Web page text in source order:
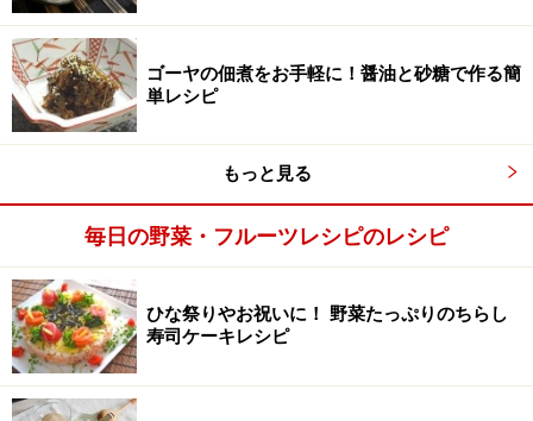
みます。10分ほど放置して苦味抜きをしたら、布巾など
に包んで水気を絞ります。（苦いのが好きな方は省力
可）
ゴーヤの佃煮をお手軽に！醤油と砂糖で作る簡
単レシピ
もっと見る
毎日の野菜・フルーツレシピのレシピ
ひな祭りやお祝いに！ 野菜たっぷりのちらし
寿司ケーキレシピ